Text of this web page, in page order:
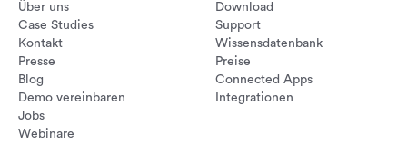
Über uns
Case Studies
Kontakt
Presse
Blog
Demo vereinbaren
Jobs
Webinare
Download
Support
Wissensdatenbank
Preise
Connected Apps
Integrationen